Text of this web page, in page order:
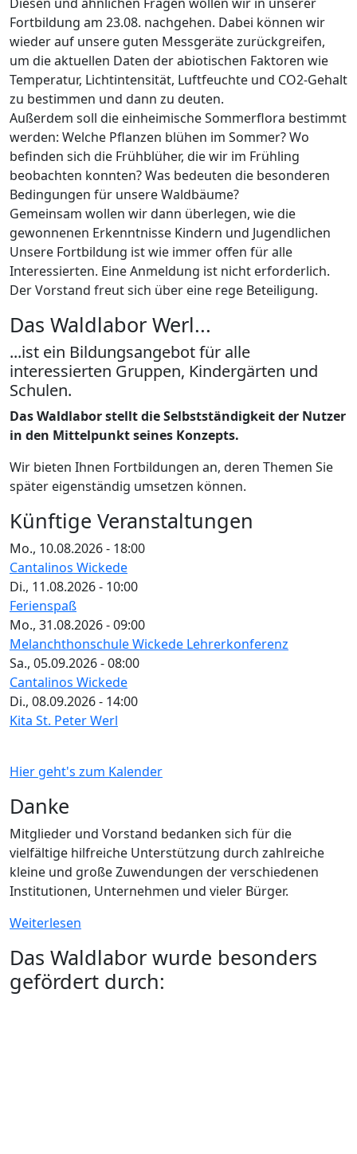
Fortbildung am 23.08. nachgehen. Dabei können wir
wieder auf unsere guten Messgeräte zurückgreifen,
um die aktuellen Daten der abiotischen Faktoren wie
Temperatur, Lichtintensität, Luftfeuchte und CO2-Gehalt
zu bestimmen und dann zu deuten.
Außerdem soll die einheimische Sommerflora bestimmt
werden: Welche Pflanzen blühen im Sommer? Wo
befinden sich die Frühblüher, die wir im Frühling
beobachten konnten? Was bedeuten die besonderen
Bedingungen für unsere Waldbäume?
Gemeinsam wollen wir dann überlegen, wie die
gewonnenen Erkenntnisse Kindern und Jugendlichen
Unsere Fortbildung ist wie immer offen für alle
Interessierten. Eine Anmeldung ist nicht erforderlich.
Der Vorstand freut sich über eine rege Beteiligung.
Das Waldlabor Werl...
...ist ein Bildungsangebot für alle
interessierten Gruppen, Kindergärten und
Schulen.
Das Waldlabor stellt die Selbstständigkeit der Nutzer
in den Mittelpunkt seines Konzepts.
Wir bieten Ihnen Fortbildungen an, deren Themen Sie
später eigenständig umsetzen können.
Künftige Veranstaltungen
Mo., 10.08.2026 - 18:00
Cantalinos Wickede
Di., 11.08.2026 - 10:00
Ferienspaß
Mo., 31.08.2026 - 09:00
Melanchthonschule Wickede Lehrerkonferenz
Sa., 05.09.2026 - 08:00
Cantalinos Wickede
Di., 08.09.2026 - 14:00
Kita St. Peter Werl
Hier geht's zum Kalender
Danke
Mitglieder und Vorstand bedanken sich für die
vielfältige hilfreiche Unterstützung durch zahlreiche
kleine und große Zuwendungen der verschiedenen
Institutionen, Unternehmen und vieler Bürger.
Weiterlesen
Das Waldlabor wurde besonders
gefördert durch: